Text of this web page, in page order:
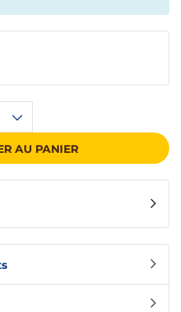
AU PANIER